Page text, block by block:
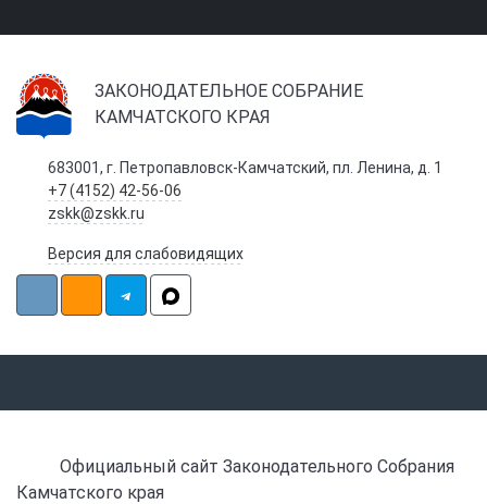
ЗАКОНОДАТЕЛЬНОЕ СОБРАНИЕ
КАМЧАТСКОГО КРАЯ
683001, г. Петропавловск-Камчатский, пл. Ленина, д. 1
+7 (4152) 42-56-06
zskk@zskk.ru
Версия для слабовидящих
Официальный сайт Законодательного Собрания
Камчатского края